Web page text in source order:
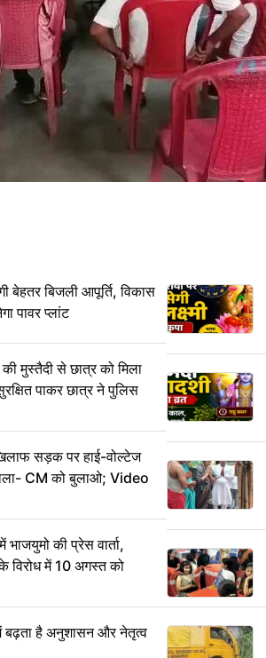
बेहतर बिजली आपूर्ति, विकास
पावर प्लांट
मुस्तैदी से छात्र को मिला
पाकर छात्र ने पुलिस
सड़क पर हाई-वोल्टेज
CM को बुलाओ; Video
भाजयुमो की प्रेस वार्ता,
में 10 अगस्त को
बढ़ता है अनुशासन और नेतृत्व